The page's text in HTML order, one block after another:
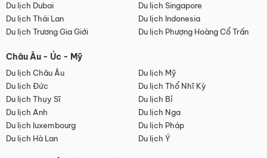
Du lịch Dubai
Du lịch Singapore
Du lịch Thái Lan
Du lịch Indonesia
Du lịch Trương Gia Giới
Du lịch Phượng Hoàng Cổ Trấn
Châu Âu - Úc - Mỹ
Du lịch Châu Âu
Du lịch Mỹ
Du lịch Đức
Du lịch Thổ Nhĩ Kỳ
Du lịch Thụy Sĩ
Du lịch Bỉ
Du lịch Anh
Du lịch Nga
Du lịch luxembourg
Du lịch Pháp
Du lịch Hà Lan
Du lịch Ý